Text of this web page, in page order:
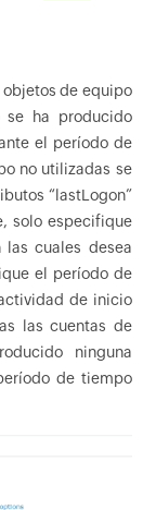
de equipo
se ha producido
el período de
no utilizadas se
“lastLogon”
solo especifique
cuales desea
el período de
de inicio
las cuentas de
ninguna
de tiempo